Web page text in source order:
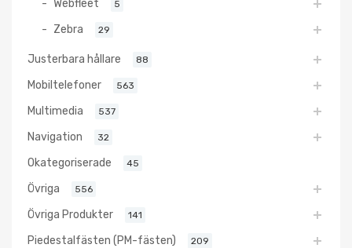
Webfleet 5
Zebra 29
Justerbara hållare 88
Mobiltelefoner 563
Multimedia 537
Navigation 32
Okategoriserade 45
Övriga 556
Övriga Produkter 141
Piedestalfästen (PM-fästen) 209